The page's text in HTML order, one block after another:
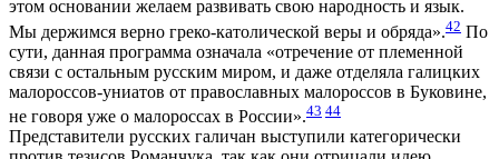
этом основании желаем развивать свою народность и язык.
Мы держимся верно греко-католической веры и обряда».42 По
сути, данная программа означала «отречение от племенной
связи с остальным русским миром, и даже отделяла галицких
малороссов-униатов от православных малороссов в Буковине,
не говоря уже о малороссах в России».43 44
Представители русских галичан выступили категорически